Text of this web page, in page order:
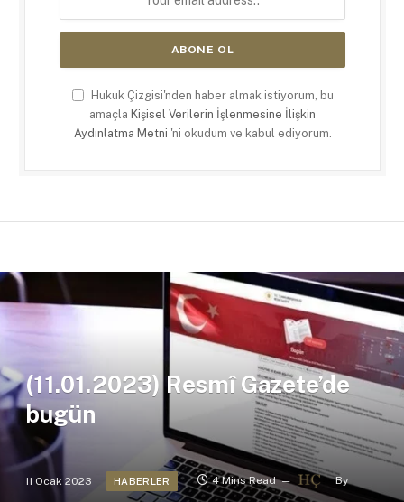
Hukuk Çizgisi'nden haber almak istiyorum, bu
amaçla Kişisel Verilerin İşlenmesine İlişkin
Aydınlatma Metni 'ni okudum ve kabul ediyorum.
(11.01.2023) Resmî Gazete’de
bugün
11 Ocak 2023 HABERLER 4 Mins Read By